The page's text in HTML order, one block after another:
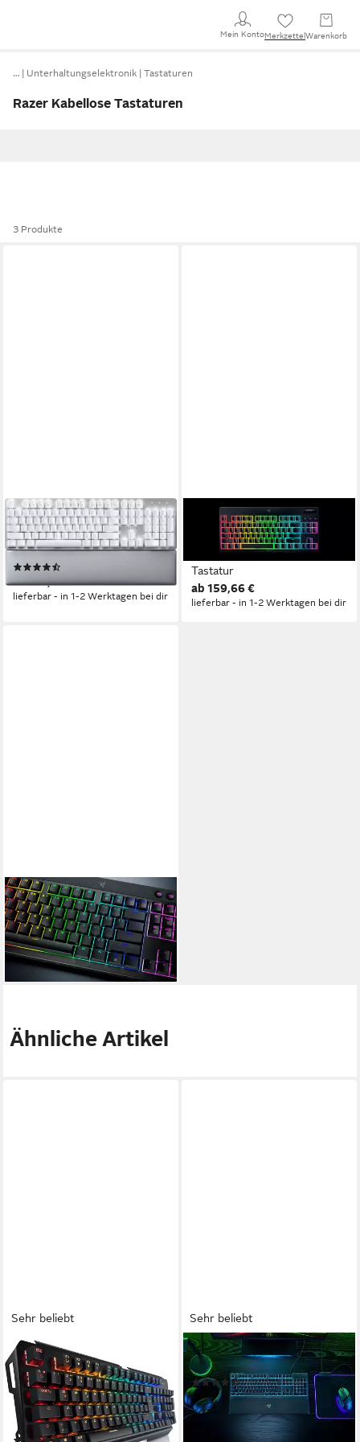
Mein KontoMerkzettel Warenkorb
… Unterhaltungselektronik Tastaturen
Razer Kabellose Tastaturen
3 Produkte
RAZER
Pro Type Ultra ergonomische
Tastatur
ab 157,88 €
lieferbar - in 1-2 Werktagen bei dir
RAZER
BlackWidow V4 Low Profile
TKL HyperSpeed Gaming-
Tastatur
ab 159,66 €
lieferbar - in 1-2 Werktagen bei dir
RAZER
BlackWidow V4 Low Profile
HyperSpeed Gaming-Tastatur
ab 184,73 €
lieferbar - in 1-2 Werktagen bei dir
Ähnliche Artikel
Sehr beliebt
TITANWOLF
mechanisches Keyboard, Anti-
Ghosting, Kailh Blue, LED-
Beleuchtung Gaming-Tastatur
(QWERTZ-Layout DE mit 105
Sehr beliebt
RAZER
Ornata V3 X Gaming-Tastatur
(28)
ab 43,90 € UVP59,99 €
-27%
lieferbar - in 1-2 Werktagen bei dir